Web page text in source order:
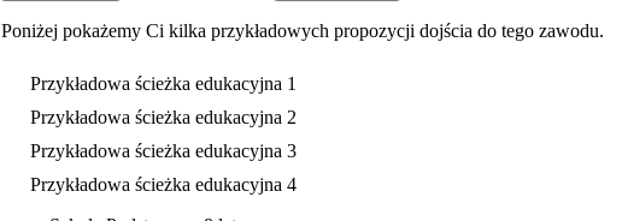
Poniżej pokażemy Ci kilka przykładowych propozycji dojścia do tego zawodu.
Przykładowa ścieżka edukacyjna 1
Przykładowa ścieżka edukacyjna 2
Przykładowa ścieżka edukacyjna 3
Przykładowa ścieżka edukacyjna 4